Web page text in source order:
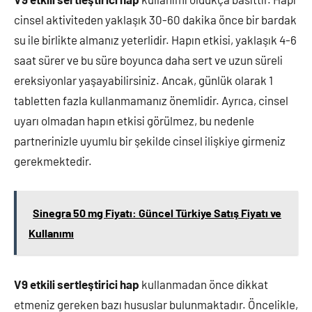
cinsel aktiviteden yaklaşık 30-60 dakika önce bir bardak
su ile birlikte almanız yeterlidir. Hapın etkisi, yaklaşık 4-6
saat sürer ve bu süre boyunca daha sert ve uzun süreli
ereksiyonlar yaşayabilirsiniz. Ancak, günlük olarak 1
tabletten fazla kullanmamanız önemlidir. Ayrıca, cinsel
uyarı olmadan hapın etkisi görülmez, bu nedenle
partnerinizle uyumlu bir şekilde cinsel ilişkiye girmeniz
gerekmektedir.
Sinegra 50 mg Fiyatı: Güncel Türkiye Satış Fiyatı ve
Kullanımı
V9 etkili sertleştirici hap kullanmadan önce dikkat
etmeniz gereken bazı hususlar bulunmaktadır. Öncelikle,